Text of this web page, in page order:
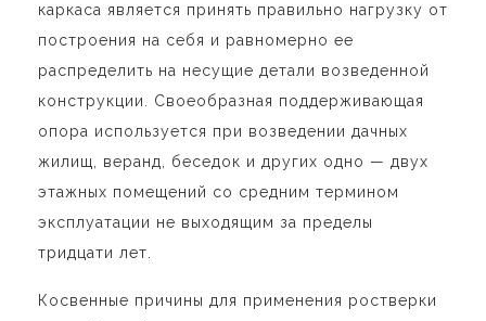
каркаса является принять правильно нагрузку от
построения на себя и равномерно ее
распределить на несущие детали возведенной
конструкции. Своеобразная поддерживающая
опора используется при возведении дачных
жилищ, веранд, беседок и других одно — двух
этажных помещений со средним термином
эксплуатации не выходящим за пределы
тридцати лет.
Косвенные причины для применения ростверки